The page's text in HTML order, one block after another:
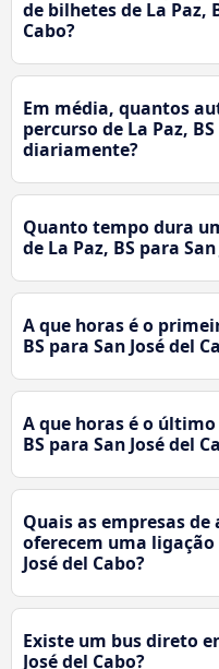
de bilhetes de La Paz,
Cabo?
Em média, quantos
percurso de La Paz,
diariamente?
Quanto tempo dura
de La Paz, BS para
A que horas é o
BS para San José del
A que horas é o
BS para San José del
Quais as empresas
oferecem uma ligação
José del Cabo?
Existe um bus direto
José del Cabo?